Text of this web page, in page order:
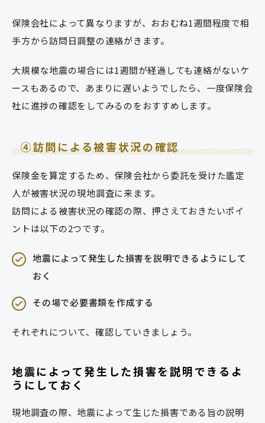
保険会社によって異なりますが、おおむね1週間程度で相
手方から訪問日調整の連絡がきます。
大規模な地震の場合には1週間が経過しても連絡がないケ
ースもあるので、あまりに遅いようでしたら、一度保険会
社に進捗の確認をしてみるのをおすすめします。
④訪問による被害状況の確認
保険金を算定するため、保険会社から委託を受けた鑑定
人が被害状況の現地調査に来ます。
訪問による被害状況の確認の際、押さえておきたいポイ
ントは以下の2つです。
地震によって発生した損害を説明できるようにして
おく
その場で必要書類を作成する
それぞれについて、確認していきましょう。
地震によって発生した損害を説明できるよ
うにしておく
現地調査の際、地震によって生じた損害である旨の説明